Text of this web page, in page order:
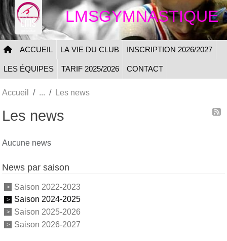
LMSGYMNASTIQUE
ACCUEIL LA VIE DU CLUB INSCRIPTION 2026/2027
LES ÉQUIPES TARIF 2025/2026 CONTACT
Accueil Les news
Les news
Aucune news
News par saison
Saison 2022-2023
Saison 2024-2025
Saison 2025-2026
Saison 2026-2027
Panneau de gestion des cookies